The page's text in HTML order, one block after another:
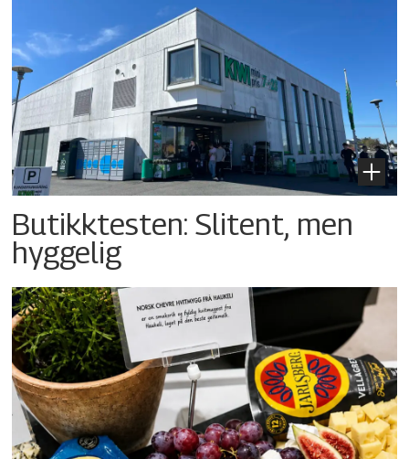
Butikktesten: Slitent, men
hyggelig